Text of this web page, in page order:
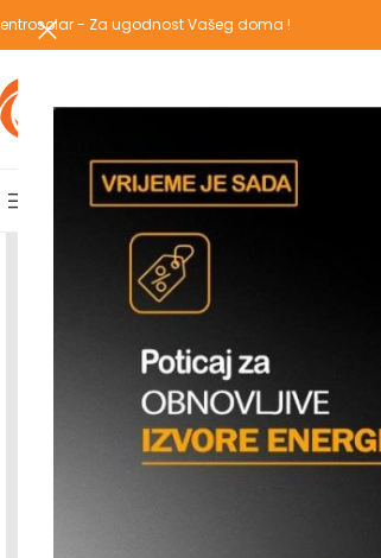
- Za ugodnost Vašeg doma !
POPULARNE KATEGORIJE